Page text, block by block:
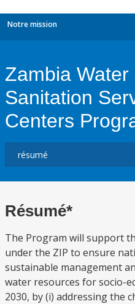
Notre mission
Zambia Water
Sanitation
Centers
Résumé*
The Program will support
under the ZIP to ensure
sustainable management
water resources for socio-
2030, by (i) addressing the